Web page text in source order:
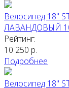
Велосипед 18"
ЛАВАНДОВЫЙ
Рейтинг:
10 250 р.
Подробнее
Велосипед 18"